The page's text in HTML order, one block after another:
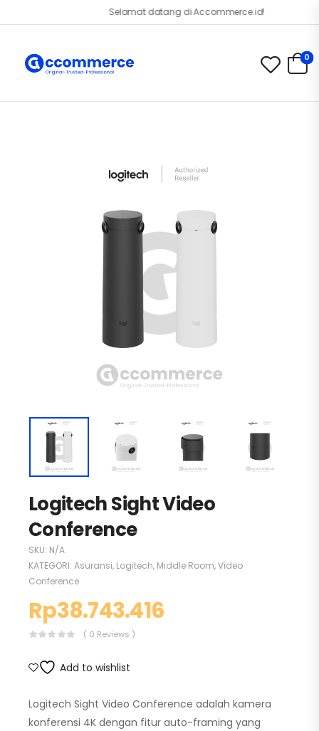
Selamat datang di Accommerce.id!
0
Logitech Sight Video
Conference
SKU: N/A
KATEGORI: Asuransi, Logitech, Middle Room,Video
Conference
Rp38.743.416
( 0 Reviews )
Add to wishlist
Logitech Sight Video Conference adalah kamera
konferensi 4K dengan fitur auto-framing yang